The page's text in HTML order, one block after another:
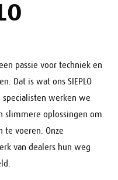
passie voor techniek en
Dat is wat ons SIEPLO
werken we
slimmere oplossingen om
te voeren. Onze
van dealers hun weg